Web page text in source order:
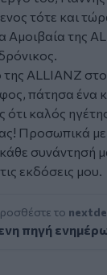
τότε και
Αμοιβαία της
ALLIANZ
πάτησα ένα
καλός
Προσωπικά με
συνάντησή
εκδόσεις μου.
το
πηγή